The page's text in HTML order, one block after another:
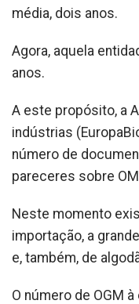
média, dois anos.
Agora, aquela
anos.
A este propósito, a
indústrias
número de
pareceres sobre
Neste momento
importação, a
e, também, de
O número de OGM